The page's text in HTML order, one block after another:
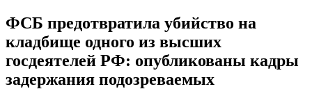
ФСБ предотвратила убийство на
кладбище одного из высших
госдеятелей РФ: опубликованы кадры
задержания подозреваемых